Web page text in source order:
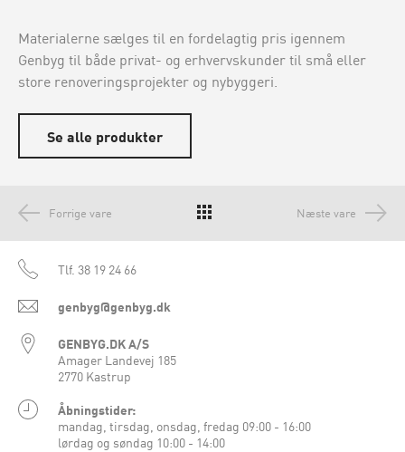
Materialerne sælges til en fordelagtig pris igennem
Genbyg til både privat- og erhvervskunder til små eller
store renoveringsprojekter og nybyggeri.
Se alle produkter
Forrige vare Næste vare
Tlf. 38 19 24 66
genbyg@genbyg.dk
GENBYG.DK A/S
Amager Landevej 185
2770 Kastrup
Åbningstider:
mandag, tirsdag, onsdag, fredag 09:00 - 16:00
lørdag og søndag 10:00 - 14:00